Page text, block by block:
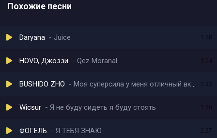
Похожие песни
Daryana Juice 1:48
HOVO, Джоззи Qez Moranal
BUSHIDO ZHO Моя суперсила у меня отличный вкус 1:33
Wicsur Я не буду сидеть я буду стоять
ФОГЕЛЬ Я ТЕБЯ ЗНАЮ 2:27